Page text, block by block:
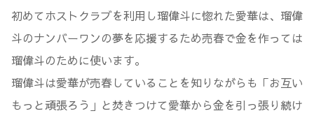
初めてホストクラブを利用し瑠偉斗に惚れた愛華は、瑠偉
斗のナンバーワンの夢を応援するため売春で金を作っては
瑠偉斗のために使います。
瑠偉斗は愛華が売春していることを知りながらも「お互い
もっと頑張ろう」と焚きつけて愛華から金を引っ張り続け